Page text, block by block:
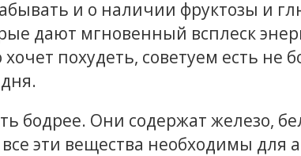
и о наличии фруктозы и
дают мгновенный всплеск
похудеть, советуем есть не
бодрее. Они содержат железо,
эти вещества необходимы для